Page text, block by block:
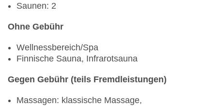
Saunen: 2
Ohne Gebühr
Wellnessbereich/Spa
Finnische Sauna, Infrarotsauna
Gegen Gebühr (teils Fremdleistungen)
Massagen: klassische Massage,